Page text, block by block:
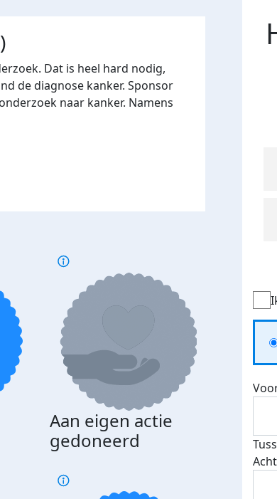
Dat is heel hard nodig,
de diagnose kanker. Sponsor
naar kanker. Namens
Aan eigen actie
gedoneerd